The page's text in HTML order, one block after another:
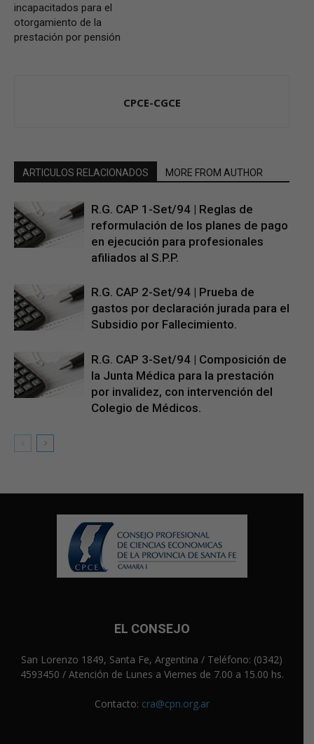
incapacitados para el
otorgamiento de la
prestación por pensión
CPCE-CGCE
ARTICULOS RELACIONADOS MORE FROM AUTHOR
R.G. CAP 1-Set/94 | Reglas de
reformulación de los planes de pago
en ejecución para profesionales
afiliados al S.P.P.
R.G. CAP 2-Set/94 | Prueba de
gastos por declaración jurada para el
Subsidio por Fallecimiento.
R.G. CAP 3-Set/94 | Composición de
la Junta Médica para la prestación
por invalidez, con intervención del
Colegio de Médicos.
EL CONSEJO
San Lorenzo 1849, Santa Fe, Argentina / Teléfono: (0342)
4593450 / Atención de Lunes a Viernes de 7.00 a 15.00 hs.
Contacto: cra@cpn.org.ar